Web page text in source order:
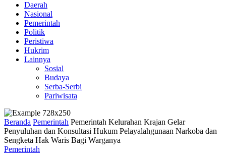
Daerah
Nasional
Pemerintah
Politik
Peristiwa
Hukrim
Lainnya
Sosial
Budaya
Serba-Serbi
Pariwisata
Beranda Pemerintah Pemerintah Kelurahan Krajan Gelar
Penyuluhan dan Konsultasi Hukum Pelayalahgunaan Narkoba dan
Sengketa Hak Waris Bagi Warganya
Pemerintah